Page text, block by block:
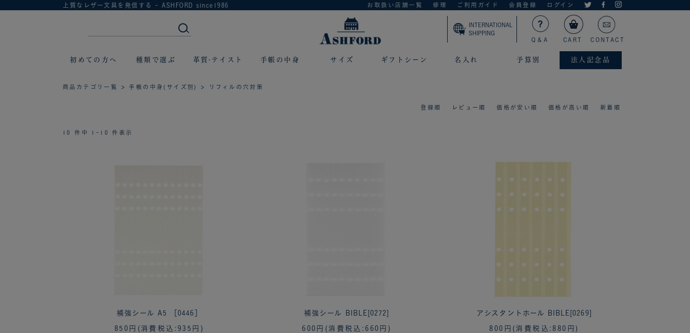
上質なレザー文具を発信する - ASHFORD since1986 お取扱い店舗一覧 修理 ご利用ガイド 会員登録 ログイン
INTERNATIONAL
SHIPPING
Q＆A
CART CONTACT
初めての方へ 種類で選ぶ 革質·テイスト 手帳の中身 サイズ ギフトシーン 名入れ 予算別 法人記念品
商品カテゴリ一覧 > 手帳の中身(サイズ別) > リフィルの穴対策
登録順 レビュー順 価格が安い順 価格が高い順 新着順
10 件中 1-10 件表示
補強シール A5 ［0446］
850円 (消費税込:935円)
補強シール BIBLE[0272]
600円 (消費税込:660円)
アシスタントホール BIBLE[0269]
800円 (消費税込:880円)